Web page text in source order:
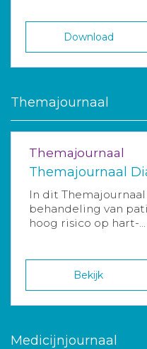
Download
Themajournaal
Themajournaal
Themajournaal
In dit
behandeling van
hoog risico op hart-...
Bekijk
Medicijnjournaal